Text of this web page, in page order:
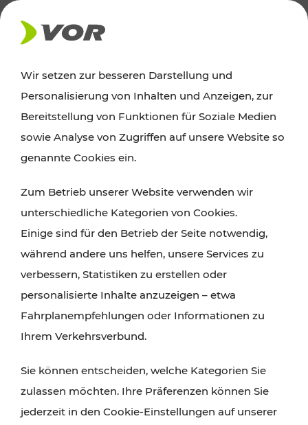
AKTUELLES
News
Alle wichtigen Meldungen zu Fahrplanänderungen,
finden Sie hier im Überblick.
Wir setzen zur besseren Darstellung und
Personalisierung von Inhalten und Anzeigen, zur
Bereitstellung von Funktionen für Soziale Medien
sowie Analyse von Zugriffen auf unsere Website so
genannte Cookies ein.
Zum Betrieb unserer Website verwenden wir
unterschiedliche Kategorien von Cookies.
Einige sind für den Betrieb der Seite notwendig,
während andere uns helfen, unsere Services zu
verbessern, Statistiken zu erstellen oder
personalisierte Inhalte anzuzeigen – etwa
Fahrplanempfehlungen oder Informationen zu
Ihrem Verkehrsverbund.
Sie können entscheiden, welche Kategorien Sie
zulassen möchten. Ihre Präferenzen können Sie
jederzeit in den Cookie-Einstellungen auf unserer